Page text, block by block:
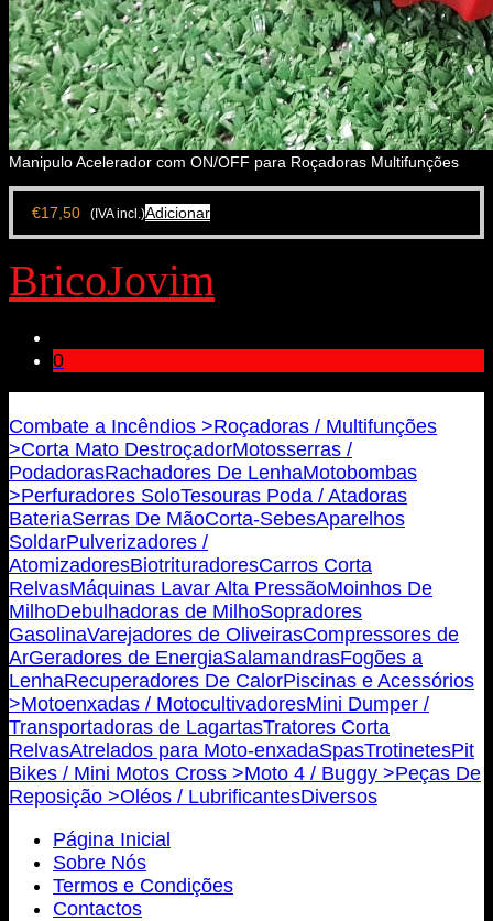
Manipulo Acelerador com ON/OFF para Roçadoras Multifunções
€17,50 (IVA incl.)Adicionar
BricoJovim
0
Combate a Incêndios >Roçadoras / Multifunções
>Corta Mato DestroçadorMotosserras /
PodadorasRachadores De LenhaMotobombas
>Perfuradores SoloTesouras Poda / Atadoras
BateriaSerras De MãoCorta-SebesAparelhos
SoldarPulverizadores /
AtomizadoresBiotrituradoresCarros Corta
RelvasMáquinas Lavar Alta PressãoMoinhos De
MilhoDebulhadoras de MilhoSopradores
GasolinaVarejadores de OliveirasCompressores de
ArGeradores de EnergiaSalamandrasFogões a
LenhaRecuperadores De CalorPiscinas e Acessórios
>Motoenxadas / MotocultivadoresMini Dumper /
Transportadoras de LagartasTratores Corta
RelvasAtrelados para Moto-enxadaSpasTrotinetesPit
Bikes / Mini Motos Cross >Moto 4 / Buggy >Peças De
Reposição >Oléos / LubrificantesDiversos
Página Inicial
Sobre Nós
Termos e Condições
Contactos